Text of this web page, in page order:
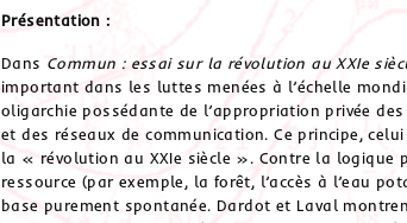
Présentation :
Dans Commun : essai sur la révolution au XXIe
important dans les luttes menées à l’échelle
oligarchie possédante de l’appropriation privée
et des réseaux de communication. Ce principe,
la « révolution au XXIe siècle ». Contre la logique
ressource (par exemple, la forêt, l’accès à l’eau
base purement spontanée. Dardot et Laval